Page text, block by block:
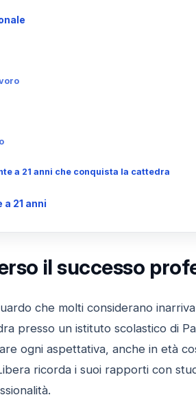
a 21 anni che conquista la cattedra
21 anni
il successo
che molti considerano
presso un istituto scolastico di
ogni aspettativa, anche in età
ricorda i suoi rapporti con